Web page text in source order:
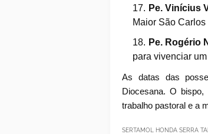
Pe. Vinícius
Maior São
Pe. Rogério
para vivenciar
As datas das
Diocesana. O
trabalho pastoral e a
SERTAMOL HONDA SERRA